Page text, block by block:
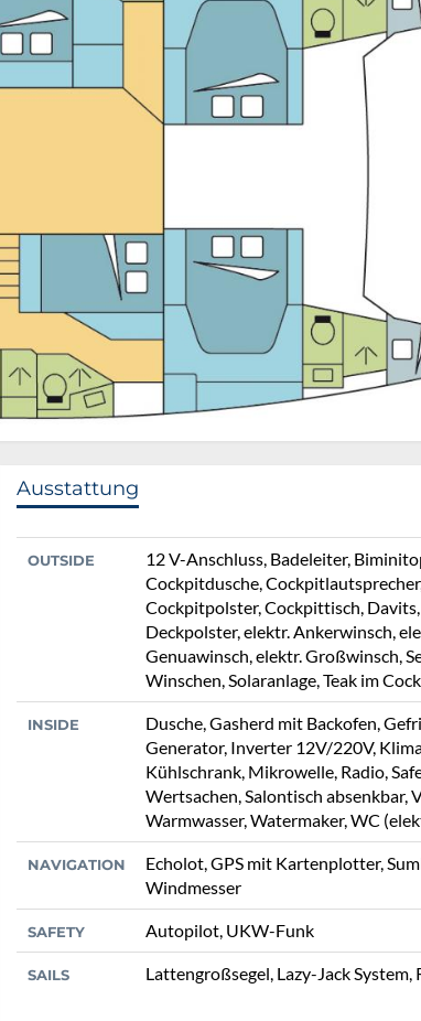
Ausstattung
OUTSIDE
12 V-Anschluss, Badeleiter,
Cockpitdusche,
Cockpitpolster, Cockpittisch, Davits,
Deckpolster, elektr. Ankerwinsch,
Genuawinsch, elektr. Großwinsch,
Winschen, Solaranlage, Teak im
INSIDE
Dusche, Gasherd mit Backofen,
Generator, Inverter 12V/220V,
Kühlschrank, Mikrowelle, Radio,
Wertsachen, Salontisch absenkbar,
Warmwasser, Watermaker, WC
NAVIGATION
Echolot, GPS mit Kartenplotter,
Windmesser
SAFETY Autopilot, UKW-Funk
SAILS Lattengroßsegel, Lazy-Jack System,